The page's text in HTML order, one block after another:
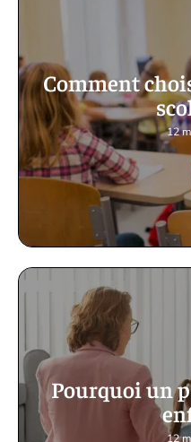
Comment
12
Pourquoi un
12